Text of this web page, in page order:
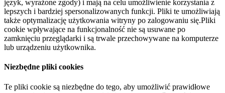
język, wyrażone zgody) i mają na celu umożliwienie korzystania z
lepszych i bardziej spersonalizowanych funkcji. Pliki te umożliwiają
także optymalizację użytkowania witryny po zalogowaniu się.Pliki
cookie wpływające na funkcjonalność nie są usuwane po
zamknięciu przeglądarki i są trwale przechowywane na komputerze
lub urządzeniu użytkownika.
Niezbędne pliki cookies
Te pliki cookie są niezbędne do tego, aby umożliwić prawidłowe